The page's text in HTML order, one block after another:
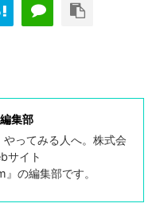
集部
ってみる人へ。株式会
サイト
の編集部です。